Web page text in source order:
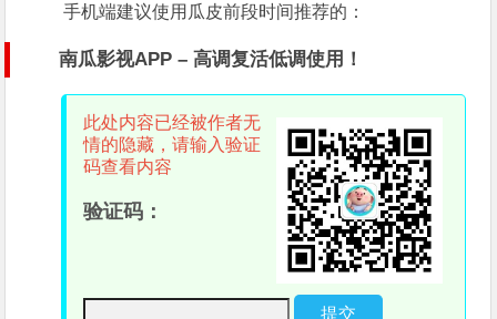
手机端建议使用瓜皮前段时间推荐的​：
南瓜影视APP – 高调复活低调使用！
此处内容已经被作者无
情的隐藏，请输入验证
码查看内容
验证码：